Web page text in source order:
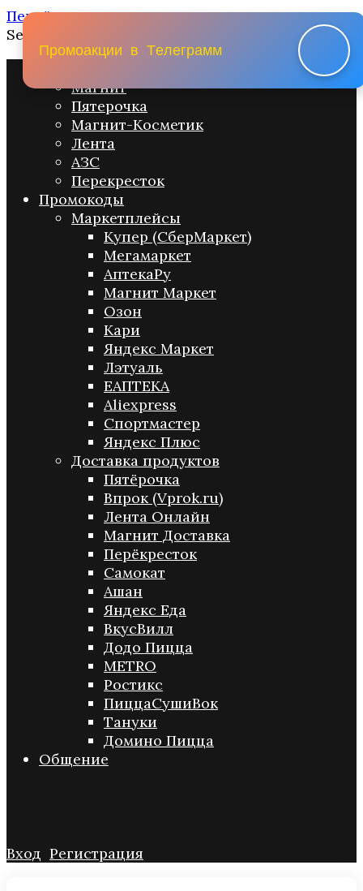
Перейти к содержанию
Search for:
Магнит
Пятерочка
Магнит-Косметик
Лента
АЗС
Перекресток
Промокоды
Маркетплейсы
Купер (СберМаркет)
Мегамаркет
АптекаРу
Магнит Маркет
Озон
Кари
Яндекс Маркет
Лэтуаль
ЕАПТЕКА
Aliexpress
Спортмастер
Яндекс Плюс
Доставка продуктов
Пятёрочка
Впрок (Vprok.ru)
Лента Онлайн
Магнит Доставка
Перёкресток
Самокат
Ашан
Яндекс Еда
ВкусВилл
Додо Пицца
METRO
Ростикс
ПиццаСушиВок
Тануки
Домино Пицца
Общение
Вход Регистрация
Промоакции в Телеграмм